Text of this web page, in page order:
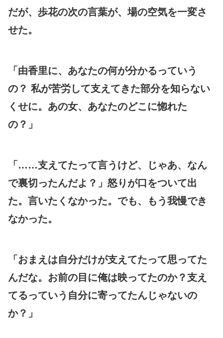
だが、歩花の次の言葉が、場の空気を一変さ
せた。
「由香里に、あなたの何が分かるっていう
の？ 私が苦労して支えてきた部分を知らない
くせに。あの女、あなたのどこに惚れた
の？」
「……支えてたって言うけど、じゃあ、なん
で裏切ったんだよ？」怒りが口をついて出
た。言いたくなかった。でも、もう我慢でき
なかった。
「おまえは自分だけが支えてたって思ってた
んだな。お前の目に俺は映ってたのか？支え
てるっていう自分に寄ってたんじゃないの
か？」